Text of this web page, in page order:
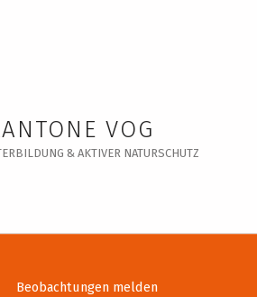
VOG
& AKTIVER NATURSCHUTZ
bei Facebook
Beobachtungen melden